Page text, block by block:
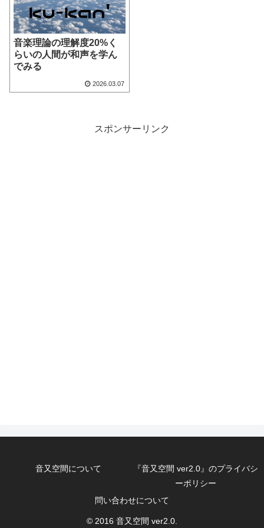
音楽理論の理解度20%く
らいの人間が和声を学ん
でみる
2026.03.07
スポンサーリンク
音又空間について
『音又空間 ver2.0』のプライバシ
ーポリシー
問い合わせについて
© 2016 音又空間 ver2.0.